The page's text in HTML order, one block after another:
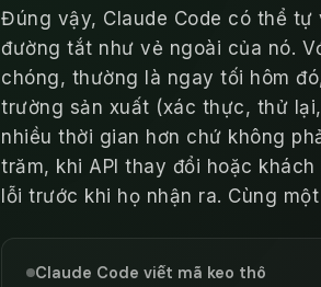
Đúng vậy, Claude Code có thể
đường tắt như vẻ ngoài của nó.
chóng, thường là ngay tối hôm
trường sản xuất (xác thực, thử
nhiều thời gian hơn chứ không
trăm, khi API thay đổi hoặc
lỗi trước khi họ nhận ra. Cùng
Claude Code viết mã keo thô